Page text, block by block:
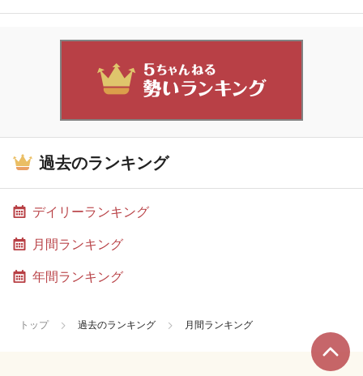
過去のランキング
デイリーランキング
月間ランキング
年間ランキング
トップ 過去のランキング 月間ランキング